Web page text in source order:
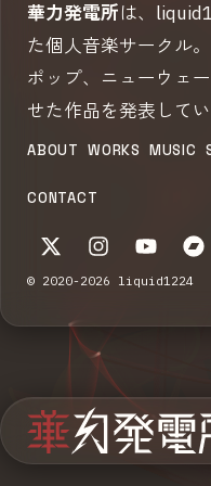
KNOW
About
華力発電所は、
た個人音楽サークル
ポップ、ニューウェ
せた作品を発表してい
ABOUT WORKS MUSIC
CONTACT
© 2020-2026 liquid1224